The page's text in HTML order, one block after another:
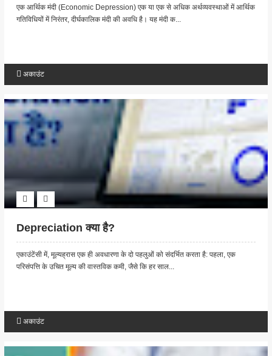
एक आर्थिक मंदी (Economic Depression) एक या एक से अधिक अर्थव्यवस्थाओं में आर्थिक
गतिविधियों में निरंतर, दीर्घकालिक मंदी की अवधि है। यह मंदी क...
अकाउंट
Depreciation क्या है?
एकाउंटेंसी में, मूल्यह्रास एक ही अवधारणा के दो पहलुओं को संदर्भित करता है: पहला, एक
परिसंपत्ति के उचित मूल्य की वास्तविक कमी, जैसे कि हर साल...
अकाउंट